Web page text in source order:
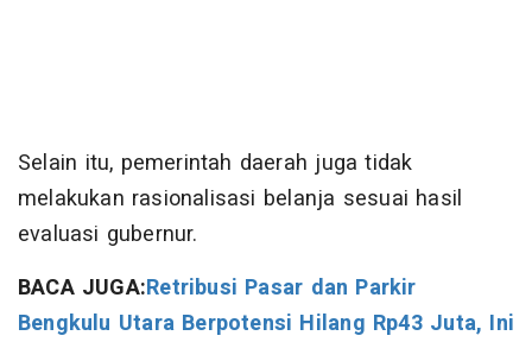
Selain itu, pemerintah daerah juga tidak
melakukan rasionalisasi belanja sesuai hasil
evaluasi gubernur.
BACA JUGA:Retribusi Pasar dan Parkir
Bengkulu Utara Berpotensi Hilang Rp43 Juta, Ini